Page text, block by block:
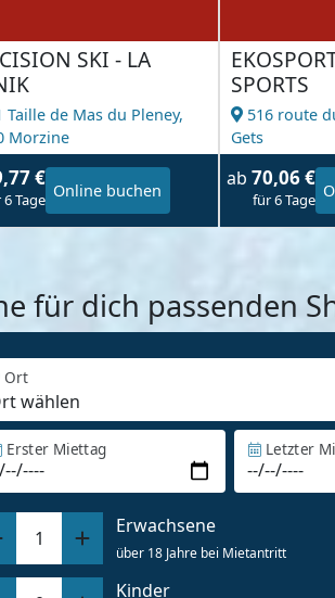
SKI - LA
Taille de Mas du Pleney,
Morzine
€
Tage Online buchen
SPORTS
516 route
Gets
ab 70,06 €
für 6 Tage
für dich passenden
Ort
Erster Miettag Letzter
1
Erwachsene
über 18 Jahre bei Mietantritt
Kinder